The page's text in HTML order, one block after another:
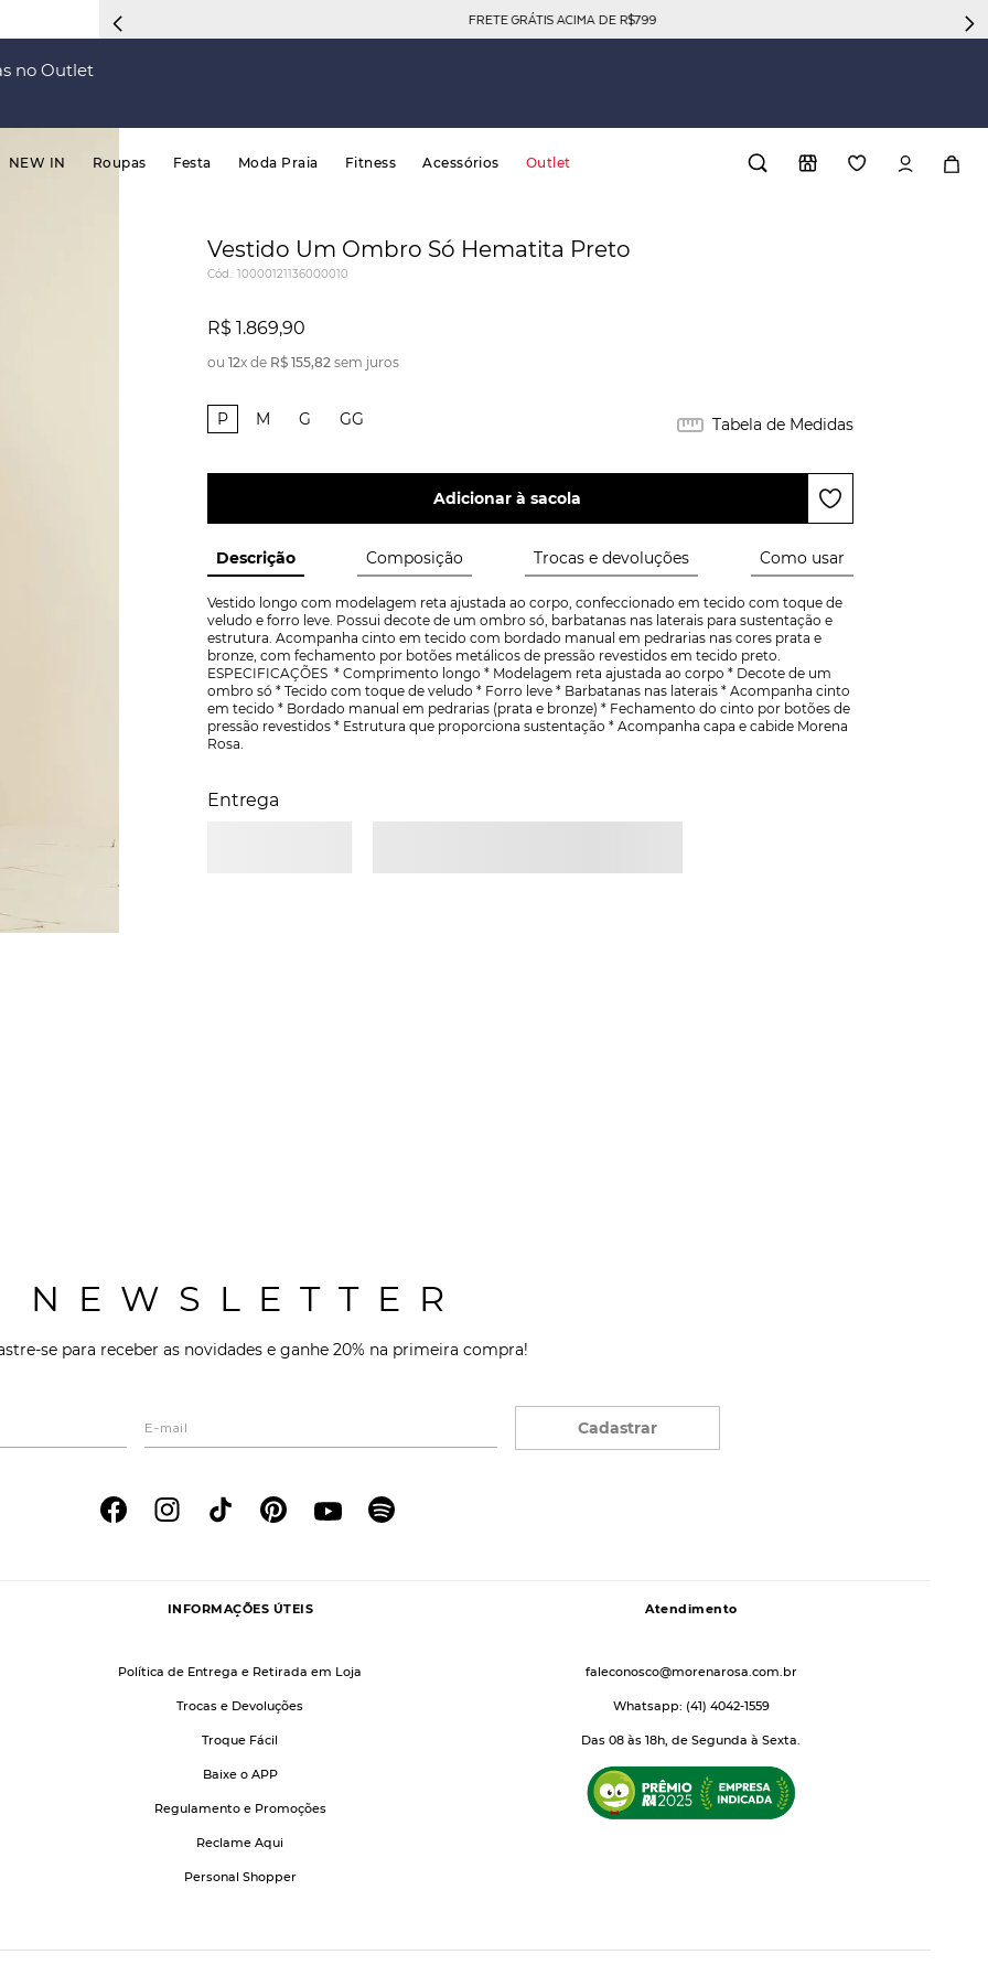
FRETE GRÁTIS ACIMA DE R$799
no Outlet
NEW IN Roupas Festa Moda Praia Fitness Acessórios Outlet
Vestido Um Ombro Só Hematita Preto
Cód.: 10000121136000010
R$ 1.869,90
ou 12x de R$ 155,82 sem juros
P M G GG Tabela de Medidas
Adicionar à sacola
Descrição Composição Trocas e devoluções Como usar
Vestido longo com modelagem reta ajustada ao corpo, confeccionado em tecido com toque de
veludo e forro leve. Possui decote de um ombro só, barbatanas nas laterais para sustentação e
estrutura. Acompanha cinto em tecido com bordado manual em pedrarias nas cores prata e
bronze, com fechamento por botões metálicos de pressão revestidos em tecido preto.
ESPECIFICAÇÕES  * Comprimento longo * Modelagem reta ajustada ao corpo * Decote de um
ombro só * Tecido com toque de veludo * Forro leve * Barbatanas nas laterais * Acompanha cinto
em tecido * Bordado manual em pedrarias (prata e bronze) * Fechamento do cinto por botões de
pressão revestidos * Estrutura que proporciona sustentação * Acompanha capa e cabide Morena
Rosa.
Entrega
NEWSLETTER
se para receber as novidades e ganhe 20% na primeira compra!
Cadastrar
INFORMAÇÕES ÚTEIS
Política de Entrega e Retirada em Loja
Trocas e Devoluções
Troque Fácil
Baixe o APP
Regulamento e Promoções
Reclame Aqui
Personal Shopper
Atendimento
faleconosco@morenarosa.com.br
Whatsapp: (41) 4042-1559
Das 08 às 18h, de Segunda à Sexta.